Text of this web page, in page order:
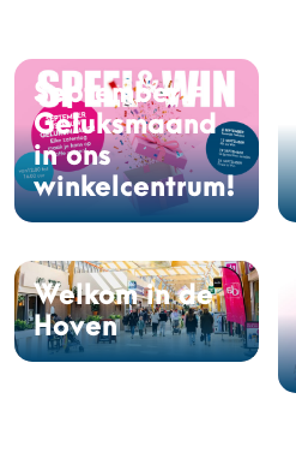
September =
Geluksmaand
in ons
winkelcentrum!
Welkom in de
Hoven